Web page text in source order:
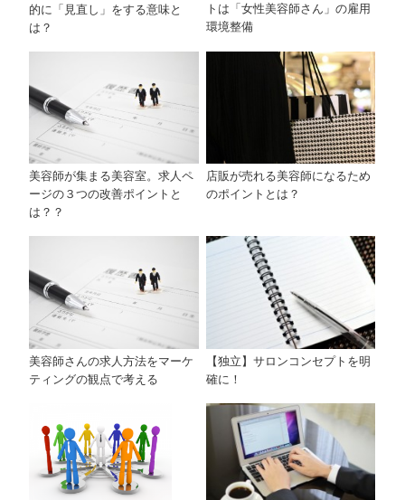
的に「見直し」をする意味と
は？
トは「女性美容師さん」の雇用
環境整備
美容師が集まる美容室。求人ペ
ージの３つの改善ポイントと
は？？
店販が売れる美容師になるため
のポイントとは？
美容師さんの求人方法をマーケ
ティングの観点で考える
【独立】サロンコンセプトを明
確に！